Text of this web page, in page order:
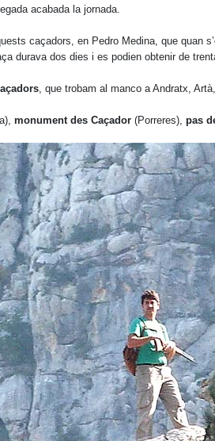
acabada la jornada.
caçadors, en Pedro Medina, que quan
durava dos dies i es podien obtenir de
, que trobam al manco a Andratx,
monument des Caçador (Porreres), pas